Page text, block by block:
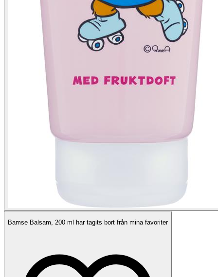
Bamse Balsam, 200 ml har tagits bort från mina favoriter